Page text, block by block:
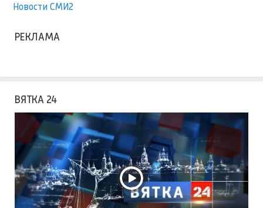
Новости СМИ2
РЕКЛАМА
ВЯТКА 24